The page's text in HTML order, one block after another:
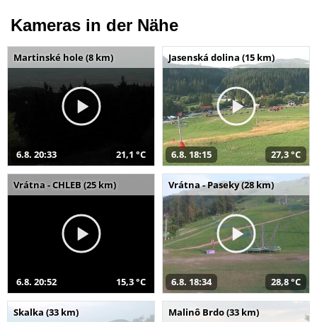
Kameras in der Nähe
Martinské hole (8 km)
6.8. 20:33 21,1 °C
Jasenská dolina (15 km)
6.8. 18:15 27,3 °C
Vrátna - CHLEB (25 km)
6.8. 20:52 15,3 °C
Vrátna - Paseky (28 km)
6.8. 18:34 28,8 °C
Skalka (33 km) Malinô Brdo (33 km)